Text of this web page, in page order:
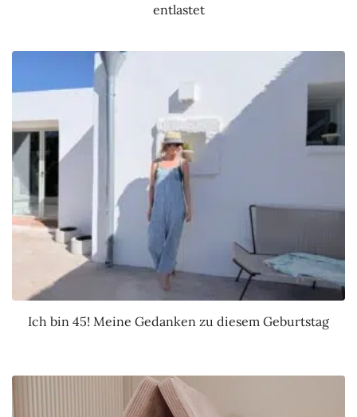
entlastet
Ich bin 45! Meine Gedanken zu diesem Geburtstag